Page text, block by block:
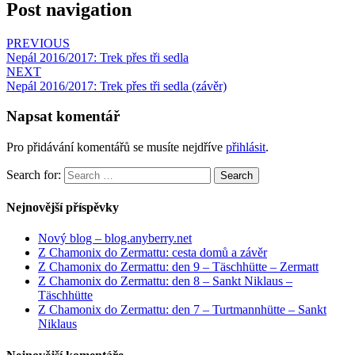
Post navigation
PREVIOUS
Nepál 2016/2017: Trek přes tři sedla
NEXT
Nepál 2016/2017: Trek přes tři sedla (závěr)
Napsat komentář
Pro přidávání komentářů se musíte nejdříve přihlásit.
Search for: Search
Nejnovější příspěvky
Nový blog – blog.anyberry.net
Z Chamonix do Zermattu: cesta domů a závěr
Z Chamonix do Zermattu: den 9 – Täschhütte – Zermatt
Z Chamonix do Zermattu: den 8 – Sankt Niklaus –
Täschhütte
Z Chamonix do Zermattu: den 7 – Turtmannhütte – Sankt
Niklaus